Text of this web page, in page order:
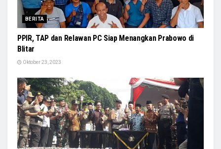
BERITA
PPIR, TAP dan Relawan PC Siap Menangkan Prabowo di
Blitar
Oktober 23, 2023